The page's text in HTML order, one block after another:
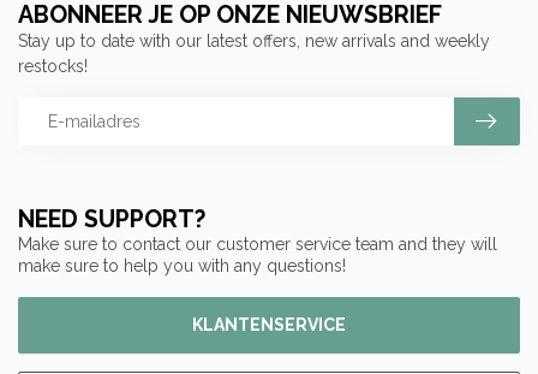
NEED SUPPORT?
Make sure to contact our customer service team and they will
make sure to help you with any questions!
KLANTENSERVICE
ABONNEER JE OP ONZE NIEUWSBRIEF
Stay up to date with our latest offers, new arrivals and weekly
restocks!